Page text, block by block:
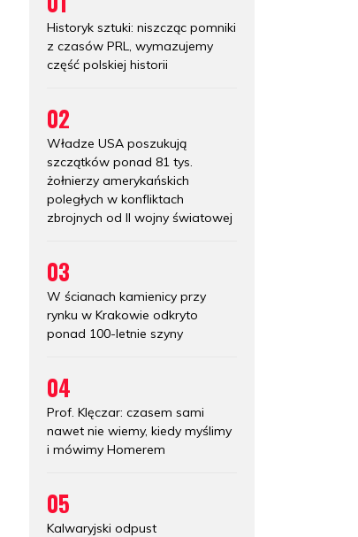
Historyk sztuki: niszcząc pomniki
z czasów PRL, wymazujemy
część polskiej historii
02
Władze USA poszukują
szczątków ponad 81 tys.
żołnierzy amerykańskich
poległych w konfliktach
zbrojnych od II wojny światowej
03
W ścianach kamienicy przy
rynku w Krakowie odkryto
ponad 100-letnie szyny
04
Prof. Klęczar: czasem sami
nawet nie wiemy, kiedy myślimy
i mówimy Homerem
05
Kalwaryjski odpust